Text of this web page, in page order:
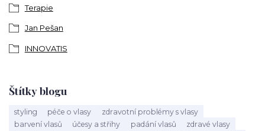
Terapie
Jan Pešan
INNOVATIS
Štítky blogu
styling péče o vlasy
zdravotní problémy s vlasy
barvení vlasů
účesy a střihy padání vlasů
zdravé vlasy